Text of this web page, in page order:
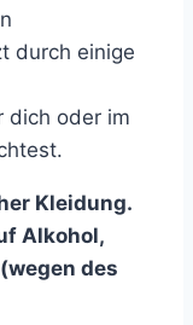
durch einige
dich oder im
Kleidung.
Alkohol,
des